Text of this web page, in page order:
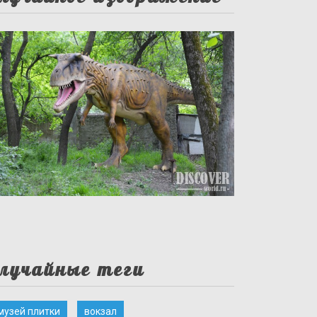
теги
плитки вокзал